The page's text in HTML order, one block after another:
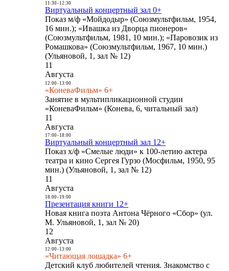
11:30- 12:30
Виртуальный концертный зал 0+
Показ м/ф «Мойдодыр» (Союзмультфильм, 1954,
16 мин.); «Ивашка из Дворца пионеров»
(Союзмультфильм, 1981, 10 мин.); «Паровозик из
Ромашкова» (Союзмультфильм, 1967, 10 мин.)
(Ульяновой, 1, зал № 12)
11
Августа
12:00- 13:00
«КоневаФильм» 6+
Занятие в мультипликационной студии
«КоневаФильм» (Конева, 6, читальный зал)
11
Августа
17:00- 18:00
Виртуальный концертный зал 12+
Показ х/ф «Смелые люди» к 100-летию актера
театра и кино Сергея Гурзо (Мосфильм, 1950, 95
мин.) (Ульяновой, 1, зал № 12)
11
Августа
18:00- 19:00
Презентация книги 12+
Новая книга поэта Антона Чёрного «Сбор» (ул.
М. Ульяновой, 1, зал № 20)
12
Августа
12:00- 13:00
«Читающая лошадка» 6+
Детский клуб любителей чтения. Знакомство с